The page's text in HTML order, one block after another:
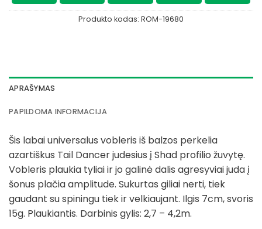
Produkto kodas: ROM-19680
APRAŠYMAS
PAPILDOMA INFORMACIJA
Šis labai universalus vobleris iš balzos perkelia
azartiškus Tail Dancer judesius į Shad profilio žuvytę.
Vobleris plaukia tyliai ir jo galinė dalis agresyviai juda į
šonus plačia amplitude. Sukurtas giliai nerti, tiek
gaudant su spiningu tiek ir velkiaujant. Ilgis 7cm, svoris
15g. Plaukiantis. Darbinis gylis: 2,7 – 4,2m.